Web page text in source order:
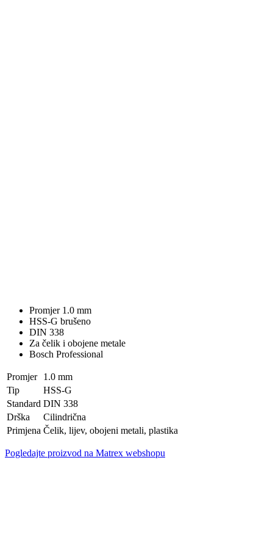
Promjer 1.0 mm
HSS-G brušeno
DIN 338
Za čelik i obojene metale
Bosch Professional
Promjer
1.0 mm
Tip
HSS-G
Standard DIN 338
Drška
Cilindrična
Primjena Čelik, lijev, obojeni metali, plastika
Pogledajte proizvod na Matrex webshopu